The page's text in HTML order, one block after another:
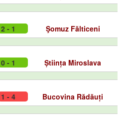
2 - 1 Şomuz Fălticeni
0 - 1 Știința Miroslava
1 - 4 Bucovina Rădăuți